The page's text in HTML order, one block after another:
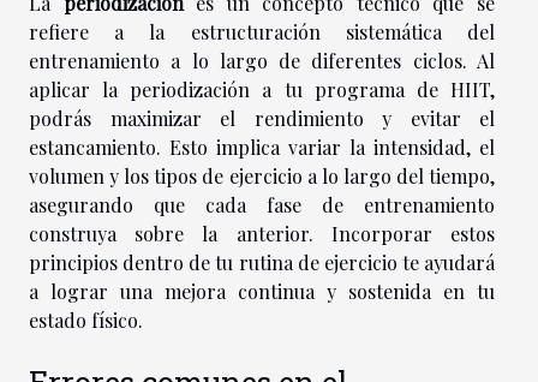
refiere a la estructuración sistemática del
entrenamiento a lo largo de diferentes ciclos. Al
aplicar la periodización a tu programa de HIIT,
podrás maximizar el rendimiento y evitar el
estancamiento. Esto implica variar la intensidad, el
volumen y los tipos de ejercicio a lo largo del tiempo,
asegurando que cada fase de entrenamiento
construya sobre la anterior. Incorporar estos
principios dentro de tu rutina de ejercicio te ayudará
a lograr una mejora continua y sostenida en tu
estado físico.